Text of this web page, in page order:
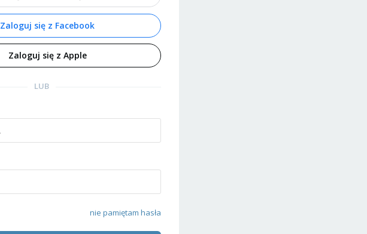
Zaloguj się z Facebook
Zaloguj się z Apple
LUB
nie pamiętam hasła